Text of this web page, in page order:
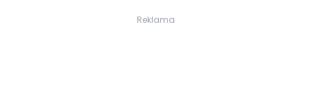
Reklama